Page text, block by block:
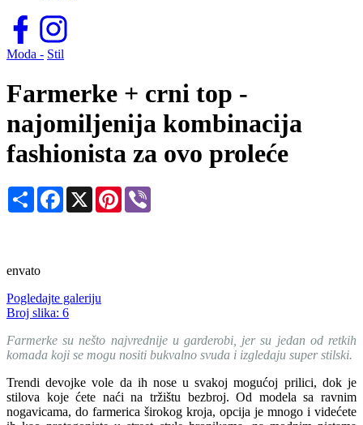
Moda - Stil
Farmerke + crni top -
najomiljenija kombinacija
fashionista za ovo proleće
Share Facebook
X Pinterest
envato
Pogledajte galeriju
Broj slika: 6
Farmerke su nešto najvrednije u garderobi, jer su jedan od retkih
komada koji se mogu nositi bukvalno svuda i izgledaju super stilski.
Trendi devojke vole da ih nose u svakoj mogućoj prilici, dok je
stilova koje ćete naći na tržištu bezbroj. Od modela sa ravnim
nogavicama, do farmerica širokog kroja, opcija je mnogo i videćete